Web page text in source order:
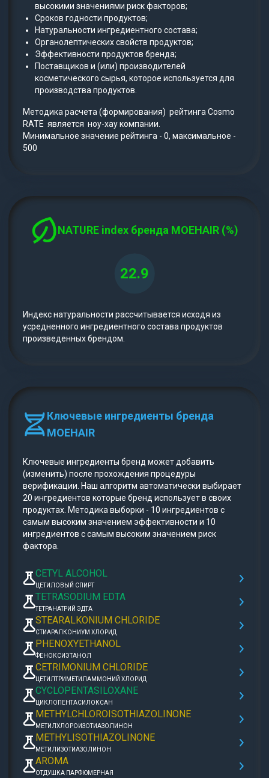
высокими значениями риск факторов;
Сроков годности продуктов;
Натуральности ингредиентного состава;
Органолептических свойств продуктов;
Эффективности продуктов бренда;
Поставщиков и (или) производителей
косметического сырья, которое используется для
производства продуктов.
Методика расчета (формирования) рейтинга Cosmo
RATE является ноу-хау компании.
Минимальное значение рейтинга - 0, максимальное -
500
NATURE index бренда MOEHAIR (%)
22.9
Индекс натуральности рассчитывается исходя из
усредненного ингредиентного состава продуктов
произведенных брендом.
Ключевые ингредиенты бренда
MOEHAIR
Ключевые ингредиенты бренд может добавить
(изменить) после прохождения процедуры
верификации. Наш алгоритм автоматически выбирает
20 ингредиентов которые бренд использует в своих
продуктах. Методика выборки - 10 ингредиентов с
самым высоким значением эффективности и 10
ингредиентов с самым высоким значением риск
фактора.
CETYL ALCOHOL
ЦЕТИЛОВЫЙ СПИРТ
TETRASODIUM EDTA
ТЕТРАНАТРИЙ ЭДТА
STEARALKONIUM CHLORIDE
СТИАРАЛКОНИУМ ХЛОРИД
PHENOXYETHANOL
ФЕНОКСИЭТАНОЛ
CETRIMONIUM CHLORIDE
ЦЕТИЛТРИМЕТИЛАММОНИЙ ХЛОРИД
CYCLOPENTASILOXANE
ЦИКЛОПЕНТАСИЛОКСАН
METHYLCHLOROISOTHIAZOLINONE
МЕТИЛХЛОРОИЗОТИАЗОЛИНОН
METHYLISOTHIAZOLINONE
МЕТИЛИЗОТИАЗОЛИНОН
AROMA
ОТДУШКА ПАРФЮМЕРНАЯ